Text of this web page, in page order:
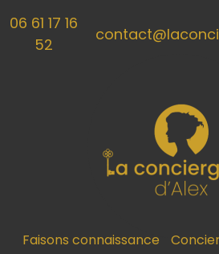
06 61 17 16
52
Faisons connaissance